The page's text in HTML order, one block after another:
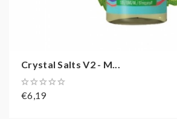
Geschmacksprofil
Geschmack
Beere, Menthol
Crystal Salts V2 - M...
€6,19